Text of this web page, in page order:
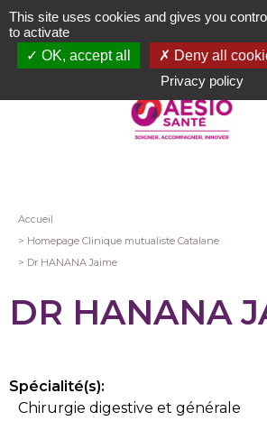
Aller
au
contenu
Fil
d'Ariane
Accueil
Homepage Clinique mutualiste Catalane
Dr HANANA Jaime
DR HANANA
Spécialité(s):
Chirurgie digestive et générale
This site uses cookies and gives you
to activate
OK, accept all
Deny all
Privacy policy